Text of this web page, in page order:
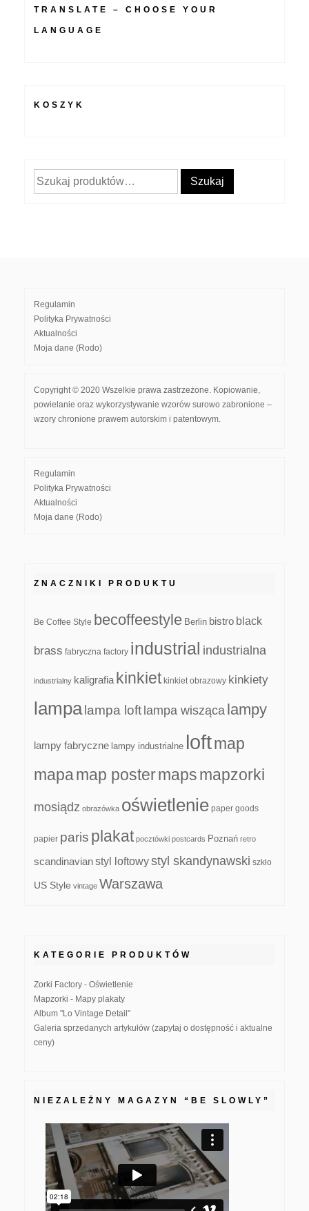
TRANSLATE – CHOOSE YOUR
LANGUAGE
KOSZYK
Szukaj: Szukaj
Regulamin
Polityka Prywatności
Aktualności
Moja dane (Rodo)
Copyright © 2020 Wszelkie prawa zastrzeżone. Kopiowanie,
powielanie oraz wykorzystywanie wzorów surowo zabronione –
wzory chronione prawem autorskim i patentowym.
Regulamin
Polityka Prywatności
Aktualności
Moja dane (Rodo)
ZNACZNIKI PRODUKTU
Be Coffee Style becoffeestyle Berlin bistro black
brass fabryczna factory industrial industrialna
industrialny kaligrafia kinkiet kinkiet obrazowy kinkiety
lampa lampa loft lampa wisząca lampy
lampy fabryczne lampy industrialne loftmap
mapamap postermapsmapzorki
mosiądz obrazówka oświetlenie paper goods
papier paris plakat pocztówki postcards Poznań retro
scandinavianstyl loftowystyl skandynawski szkło
US Style vintage Warszawa
KATEGORIE PRODUKTÓW
Zorki Factory - Oświetlenie
Mapzorki - Mapy plakaty
Album "Lo Vintage Detail"
Galeria sprzedanych artykułów (zapytaj o dostępność i aktualne
ceny)
NIEZALEŻNY MAGAZYN “BE SLOWLY”